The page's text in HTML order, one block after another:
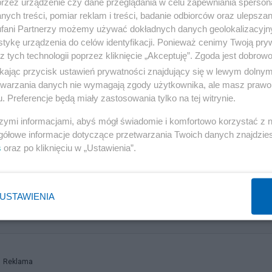
do usunięcia skutków naruszenia, czyli m.in. do
się potwierdzą, zmiany w regulaminie nie będą
dla nas kluczowe, a działanie w zgodzie ze
Będziemy blisko współpracować z UOKiK
korzystne rozwiązanie dla widzów Netflixa w
Żurka. Niewykluczone kolejne zarzuty
Reklama
treści, pomiar reklam i treści, badanie odbiorców oraz
Partnerzy możemy używać dokładnych danych
urządzenia do celów identyfikacji. Ponieważ cenimy Twoją
tych technologii poprzez kliknięcie „Akceptuję”. Zgoda jest
przycisk ustawień prywatności znajdujący się w lewym
danych nie wymagają zgody użytkownika, ale masz
Preferencje będą miały zastosowania tylko na tej witrynie.
informacjami, abyś mógł świadomie i komfortowo korzystać z
informacje dotyczące przetwarzania Twoich danych
oraz po kliknięciu w „Ustawienia”.
USTAWIENIA